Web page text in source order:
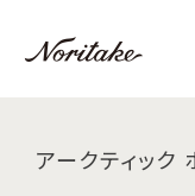
アークティック